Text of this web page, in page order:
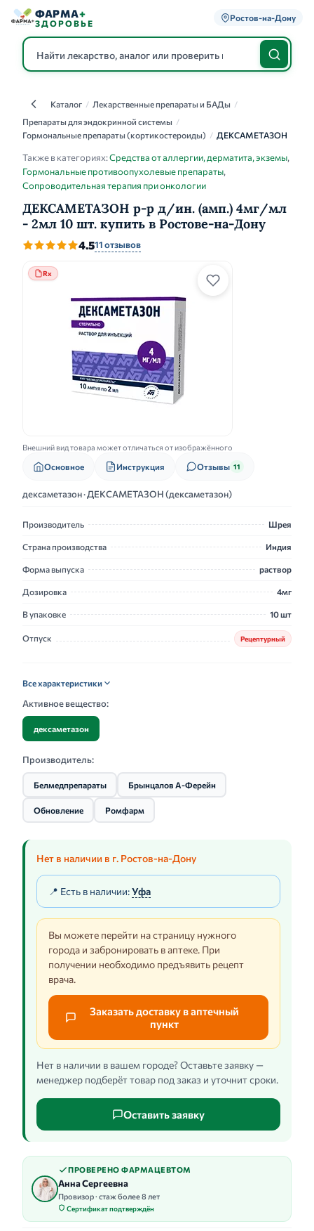
ФАРМА+
ЗДОРОВЬЕ
Ростов-на-Дону
КаталогКаталог / Лекарственные препараты и БАДы /
Препараты для эндокринной системы /
Гормональные препараты (кортикостероиды) / ДЕКСАМЕТАЗОН
Также в категориях:Средства от аллергии, дерматита, экземы,
Гормональные противоопухолевые препараты,
Сопроводительная терапия при онкологии
ДЕКСАМЕТАЗОН р-р д/ин. (амп.) 4мг/мл
- 2мл 10 шт. купить в Ростове-на-Дону
4.511 отзывов
Rx
Внешний вид товара может отличаться от изображённого
Основное Инструкция Отзывы 11
дексаметазон · ДЕКСАМЕТАЗОН (дексаметазон)
Производитель Шрея
Страна производства Индия
Форма выпуска раствор
Дозировка 4мг
В упаковке 10 шт
Отпуск Рецептурный
Все характеристики
Активное вещество:
дексаметазон
Производитель:
Белмедпрепараты Брынцалов А-Ферейн
Обновление Ромфарм
Нет в наличии в г. Ростов-на-Дону
📍 Есть в наличии:Уфа
Вы можете перейти на страницу нужного
города и забронировать в аптеке. При
получении необходимо предъявить рецепт
врача.
Заказать доставку в аптечный
пункт
Нет в наличии в вашем городе? Оставьте заявку —
менеджер подберёт товар под заказ и уточнит сроки.
Оставить заявку
ПРОВЕРЕНО ФАРМАЦЕВТОМ
Анна Сергеевна
Провизор · стаж более 8 лет
Сертификат подтверждён